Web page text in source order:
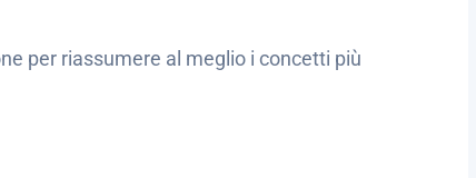
per riassumere al meglio i concetti più